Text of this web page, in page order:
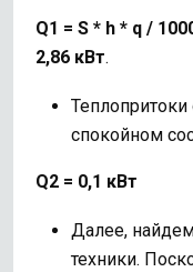
Q1 = S * h * q /
2,86 кВт.
Теплопритоки
спокойном
Q2 = 0,1 кВт
Далее,
техники.